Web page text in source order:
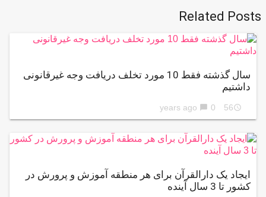
Related Posts
سال گذشته فقط 10 مورد تخلف دریافت وجه غیرقانونی
داشتیم
access_time
56 years ago
chat_bubble 0
ایجاد یک دارالقرآن برای هر منطقه آموزش و پرورش در
کشور تا 3 سال آينده